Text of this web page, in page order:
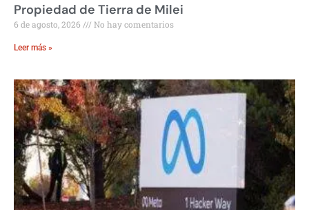
Propiedad de Tierra de Milei
6 de agosto, 2026 No hay comentarios
Leer más »